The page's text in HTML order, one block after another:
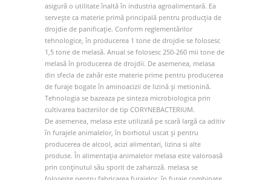
asigură o utilitate înaltă în industria agroalimentară. Ea
servește ca materie primă principală pentru producția de
drojdie de panificație. Conform reglementărilor
tehnologice, în producerea 1 tone de drojdie se folosesc
1,5 tone de melasă. Anual se folosesc 250-260 mii tone de
melasă în producerea de drojdii. De asemenea, melasa
din sfecla de zahăr este materie prime pentru producerea
de furaje bogate în aminoacizii de lizină și metionină.
Tehnologia se bazeaza pe sinteza microbiologica prin
cultivarea bacteriilor de tip CORYNEBACTERIUM.
De asemenea, melasa este utilizată pe scară largă ca aditiv
în furajele animalelor, în borhotul uscat și pentru
producerea de alcool, acizi alimentari, lizina si alte
рroduse. În alimentația animalelor melasa este valoroasă
prin conținutul său sporit de zaharoză. melasa se